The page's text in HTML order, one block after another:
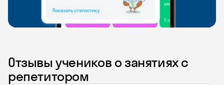
Отзывы учеников о занятиях с
репетитором